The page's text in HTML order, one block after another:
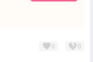
0 0